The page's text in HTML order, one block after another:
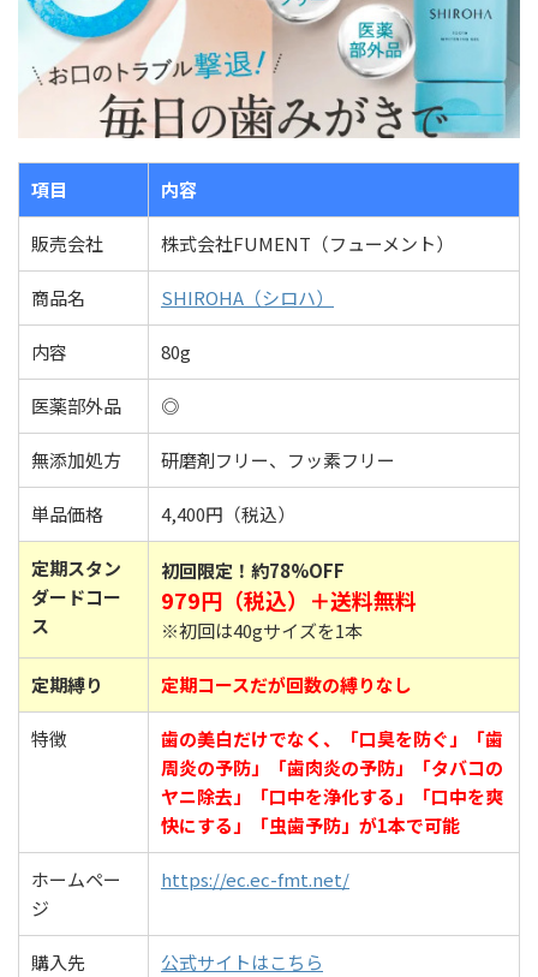
項目 内容
販売会社 株式会社FUMENT（フューメント）
商品名 SHIROHA（シロハ）
内容 80g
医薬部外品 ◎
無添加処方 研磨剤フリー、フッ素フリー
単品価格 4,400円（税込）
定期スタン
ダードコー
ス
初回限定！約78%OFF
979円（税込）＋送料無料
※初回は40gサイズを1本
定期縛り 定期コースだが回数の縛りなし
特徴
歯の美白だけでなく、「口臭を防ぐ」「歯
周炎の予防」「歯肉炎の予防」「タバコの
ヤニ除去」「口中を浄化する」「口中を爽
快にする」「虫歯予防」が1本で可能
ホームペー
ジ
https://ec.ec-fmt.net/
購入先 公式サイトはこちら